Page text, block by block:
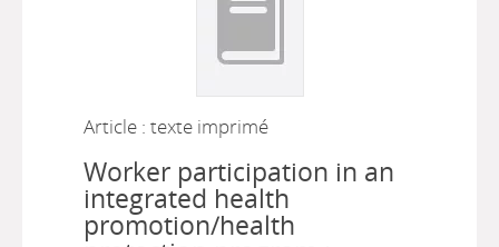
Article : texte imprimé
Worker participation in an
integrated health
promotion/health